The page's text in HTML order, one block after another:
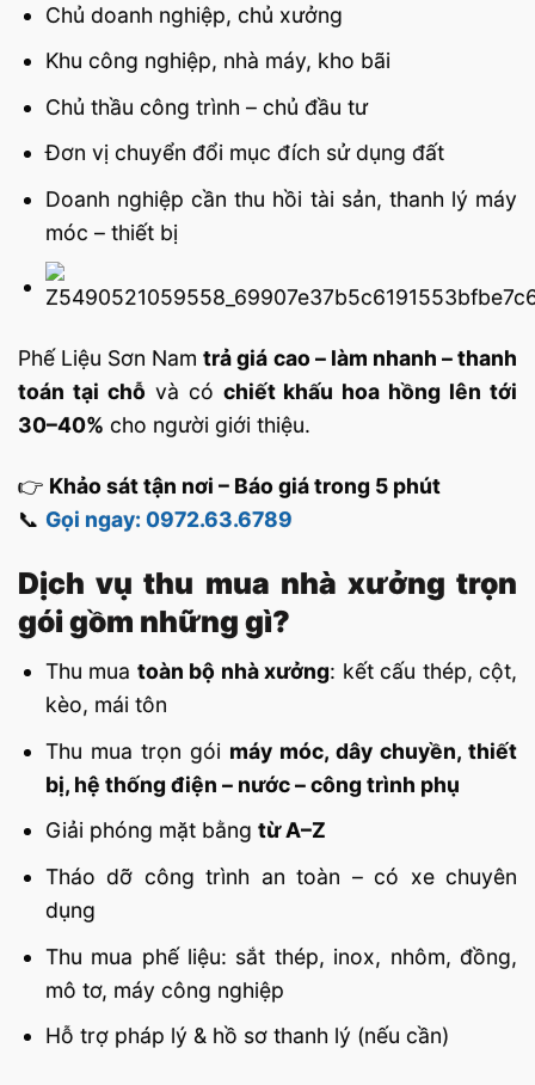
Chủ doanh nghiệp, chủ xưởng
Khu công nghiệp, nhà máy, kho bãi
Chủ thầu công trình – chủ đầu tư
Đơn vị chuyển đổi mục đích sử dụng đất
Doanh nghiệp cần thu hồi tài sản, thanh lý máy
móc – thiết bị
Phế Liệu Sơn Namtrả giá cao – làm nhanh – thanh
toán tại chỗvà có chiết khấu hoa hồng lên tới
30–40% cho người giới thiệu.
👉 Khảo sát tận nơi – Báo giá trong 5 phút
📞 Gọi ngay: 0972.63.6789
Dịch vụ thu mua nhà xưởng trọn
gói gồm những gì?
Thu mua toàn bộ nhà xưởng: kết cấu thép, cột,
kèo, mái tôn
Thu mua trọn gói máy móc, dây chuyền, thiết
bị, hệ thống điện – nước – công trình phụ
Giải phóng mặt bằng từ A–Z
Tháo dỡ công trình an toàn – có xe chuyên
dụng
Thu mua phế liệu: sắt thép, inox, nhôm, đồng,
mô tơ, máy công nghiệp
Hỗ trợ pháp lý & hồ sơ thanh lý (nếu cần)